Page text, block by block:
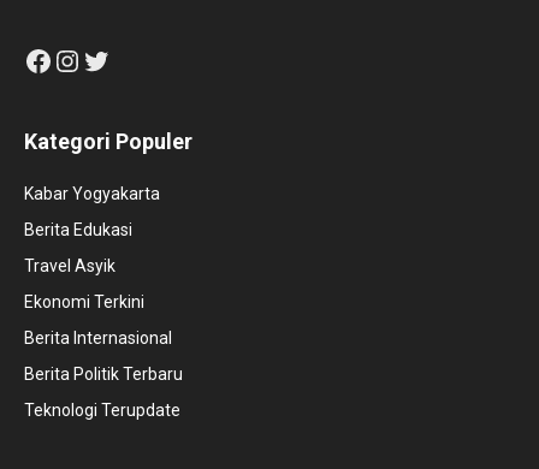
Facebook
Instagram
Twitter
Kategori Populer
Kabar Yogyakarta
Berita Edukasi
Travel Asyik
Ekonomi Terkini
Berita Internasional
Berita Politik Terbaru
Teknologi Terupdate